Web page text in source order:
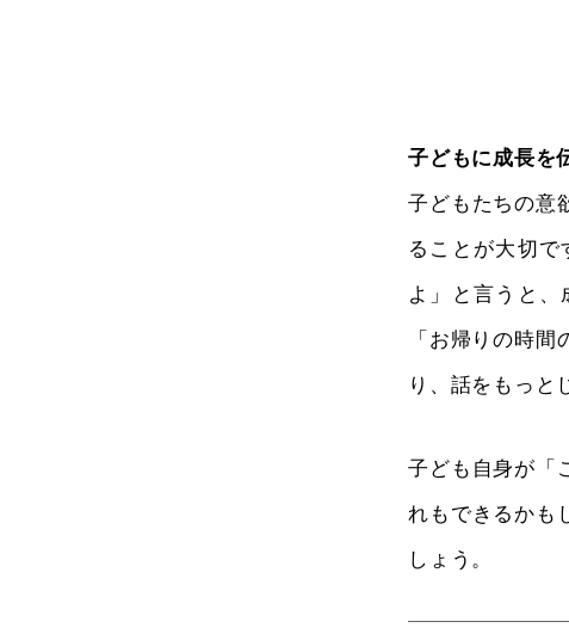
子どもに成長を
子どもたちの意
ることが大切
よ」と言うと、
「お帰りの時
り、話をもっと
子ども自身が「
れもできるかも
しょう。